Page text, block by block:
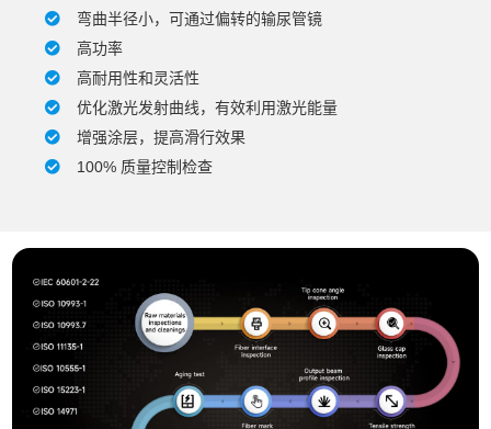
弯曲半径小，可通过偏转的输尿管镜
高功率
高耐用性和灵活性
优化激光发射曲线，有效利用激光能量
增强涂层，提高滑行效果
100% 质量控制检查